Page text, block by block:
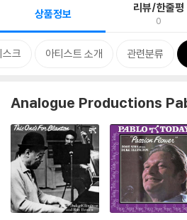
상품정보 리뷰/한줄평
0
스크 아티스트 소개 관련분류